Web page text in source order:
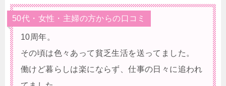
50代・女性・主婦の方からの口コミ
10周年。
その頃は色々あって貧乏生活を送ってました。
働けど暮らしは楽にならず、仕事の日々に追われ